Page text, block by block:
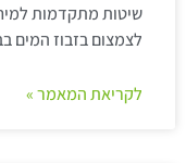
שיטות מתקדמות
לצמצום בזבוז המים
לקריאת המאמר »